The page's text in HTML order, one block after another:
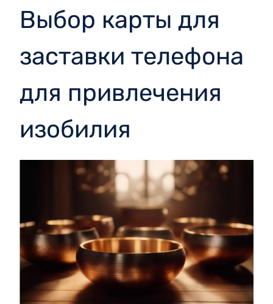
Выбор карты для
заставки телефона
для привлечения
изобилия